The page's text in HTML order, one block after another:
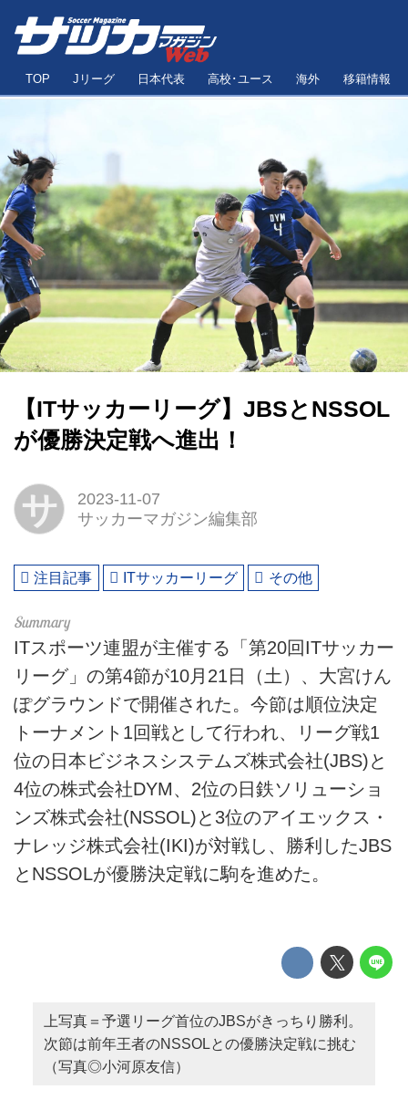
TOP Jリーグ 日本代表 高校･ユース 海外 移籍情報
【ITサッカーリーグ】JBSとNSSOL
が優勝決定戦へ進出！
サ
2023-11-07
サッカーマガジン編集部
注目記事 ITサッカーリーグ その他
ITスポーツ連盟が主催する「第20回ITサッカー
リーグ」の第4節が10月21日（土）、大宮けん
ぽグラウンドで開催された。今節は順位決定
トーナメント1回戦として行われ、リーグ戦1
位の日本ビジネスシステムズ株式会社(JBS)と
4位の株式会社DYM、2位の日鉄ソリューショ
ンズ株式会社(NSSOL)と3位のアイエックス・
ナレッジ株式会社(IKI)が対戦し、勝利したJBS
とNSSOLが優勝決定戦に駒を進めた。
上写真＝予選リーグ首位のJBSがきっちり勝利。
次節は前年王者のNSSOLとの優勝決定戦に挑む
（写真◎小河原友信）